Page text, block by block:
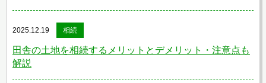
2025.12.19 相続
田舎の土地を相続するメリットとデメリット・注意点も
解説